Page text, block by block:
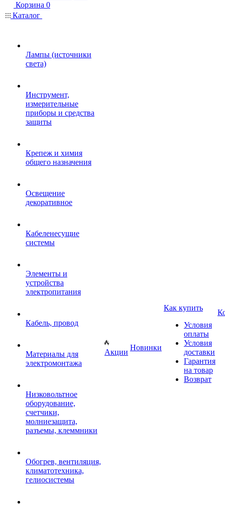
Корзина 0
Каталог
Лампы (источники
света)
Инструмент,
измерительные
приборы и средства
защиты
Крепеж и химия
общего назначения
Освещение
декоративное
Кабеленесущие
системы
Элементы и
устройства
электропитания
Кабель, провод
Материалы для
электромонтажа
Низковольтное
оборудование,
счетчики,
молниезащита,
разъемы, клеммники
Обогрев, вентиляция,
климатотехника,
гелиосистемы
Акции
Новинки
Как купить
Условия
оплаты
Условия
доставки
Гарантия
на товар
Возврат